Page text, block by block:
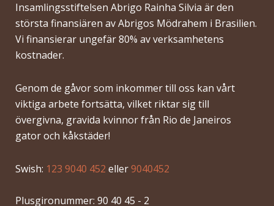
Insamlingsstiftelsen Abrigo Rainha Silvia är den
största finansiären av Abrigos Mödrahem i Brasilien.
Vi finansierar ungefär 80% av verksamhetens
kostnader.
Genom de gåvor som inkommer till oss kan vårt
viktiga arbete fortsätta, vilket riktar sig till
övergivna, gravida kvinnor från Rio de Janeiros
gator och kåkstäder!
Swish: 123 9040 452 eller9040452
Plusgironummer: 90 40 45 - 2